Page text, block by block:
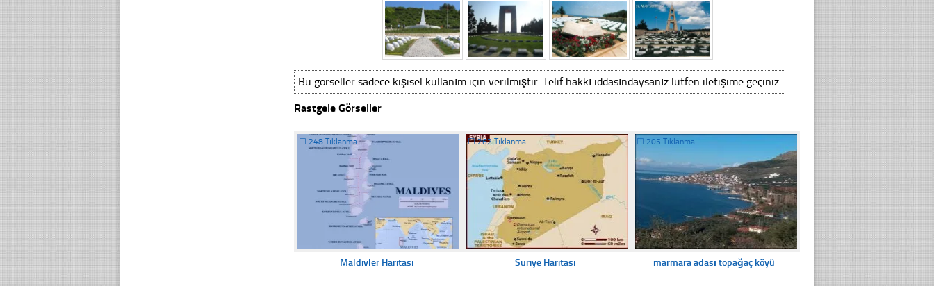
Bu görseller sadece kişisel kullanım için verilmiştir. Telif hakkı iddasındaysanız lütfen iletişime geçiniz.
Rastgele Görseller
☐ 248 Tıklanma
Maldivler Haritası
☐262 Tıklanma
Suriye Haritası
☐ 205 Tıklanma
marmara adası topağaç köyü